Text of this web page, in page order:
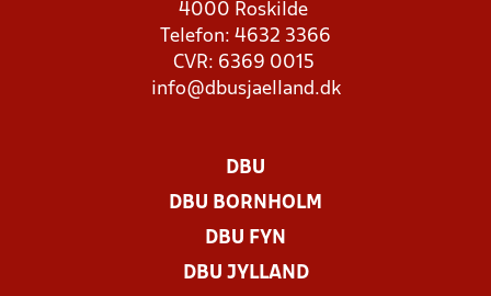
4000 Roskilde
Telefon: 4632 3366
CVR: 6369 0015
info@dbusjaelland.dk
DBU
DBU BORNHOLM
DBU FYN
DBU JYLLAND